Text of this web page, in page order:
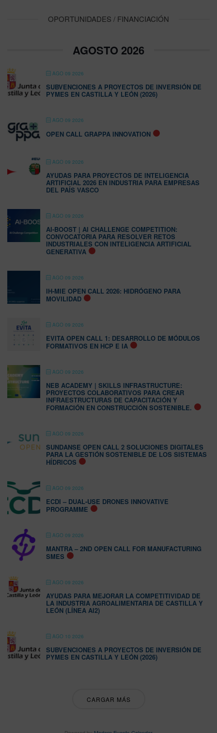
OPORTUNIDADES / FINANCIACIÓN
AGOSTO 2026
AGO 09 2026
SUBVENCIONES A PROYECTOS DE INVERSIÓN DE
PYMES EN CASTILLA Y LEÓN (2026)
AGO 09 2026
OPEN CALL GRAPPA INNOVATION
AGO 09 2026
AYUDAS PARA PROYECTOS DE INTELIGENCIA
ARTIFICIAL 2026 EN INDUSTRIA PARA EMPRESAS
DEL PAÍS VASCO
AGO 09 2026
AI-BOOST | AI CHALLENGE COMPETITION:
CONVOCATORIA PARA RESOLVER RETOS
INDUSTRIALES CON INTELIGENCIA ARTIFICIAL
GENERATIVA
AGO 09 2026
IH-MIE OPEN CALL 2026: HIDRÓGENO PARA
MOVILIDAD
AGO 09 2026
EVITA OPEN CALL 1: DESARROLLO DE MÓDULOS
FORMATIVOS EN HCP E IA
AGO 09 2026
NEB ACADEMY | SKILLS INFRASTRUCTURE:
PROYECTOS COLABORATIVOS PARA CREAR
INFRAESTRUCTURAS DE CAPACITACIÓN Y
FORMACIÓN EN CONSTRUCCIÓN SOSTENIBLE.
AGO 09 2026
SUNDANSE OPEN CALL 2 SOLUCIONES DIGITALES
PARA LA GESTIÓN SOSTENIBLE DE LOS SISTEMAS
HÍDRICOS
AGO 09 2026
ECDI – DUAL-USE DRONES INNOVATIVE
PROGRAMME
AGO 09 2026
MANTRA – 2ND OPEN CALL FOR MANUFACTURING
SMES
AGO 09 2026
AYUDAS PARA MEJORAR LA COMPETITIVIDAD DE
LA INDUSTRIA AGROALIMENTARIA DE CASTILLA Y
LEÓN (LÍNEA AI2)
AGO 10 2026
SUBVENCIONES A PROYECTOS DE INVERSIÓN DE
PYMES EN CASTILLA Y LEÓN (2026)
CARGAR MÁS